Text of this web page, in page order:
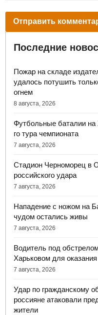
Последние
Пожар на складе
удалось потушить
огнем
8 августа, 2026
Футбольные баталии на
го тура чемпионата
7 августа, 2026
Стадион Черноморец в
российского удара
7 августа, 2026
Нападение с ножом на
чудом остались живы
7 августа, 2026
Водитель под
Харьковом для
7 августа, 2026
Удар по гражданскому
россияне атаковали
жители